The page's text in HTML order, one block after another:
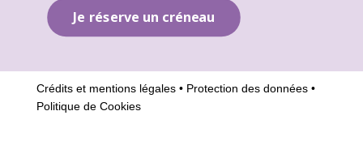
Je réserve un créneau
Crédits et mentions légales • Protection des données •
Politique de Cookies